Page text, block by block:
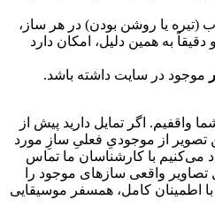
(تیره یا روشن بودن) در هر ساز،
به همین دلیل، امکان دارد
موجود در سایت داشته باشد.
واقفیم. اگر تمایل دارید پیش از
تصویر از موجودیِ فعلیِ سازِ مورد
می‌کنیم با کارشناسان ما تماس
تصاویر واقعی سازهای موجود را
اطمینان کامل، همسفر موسیقایی